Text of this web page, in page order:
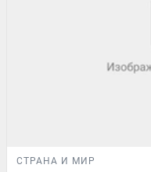
СТРАНА И МИР